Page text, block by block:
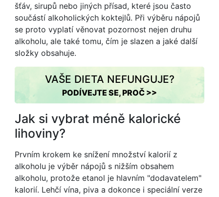
šťáv, sirupů nebo jiných přísad, které jsou často
součástí alkoholických koktejlů. Při výběru nápojů
se proto vyplatí věnovat pozornost nejen druhu
alkoholu, ale také tomu, čím je slazen a jaké další
složky obsahuje.
VAŠE DIETA NEFUNGUJE?
PODÍVEJTE SE, PROČ >>
Jak si vybrat méně kalorické
lihoviny?
Prvním krokem ke snížení množství kalorií z
alkoholu je výběr nápojů s nižším obsahem
alkoholu, protože etanol je hlavním "dodavatelem"
kalorií. Lehčí vína, piva a dokonce i speciální verze